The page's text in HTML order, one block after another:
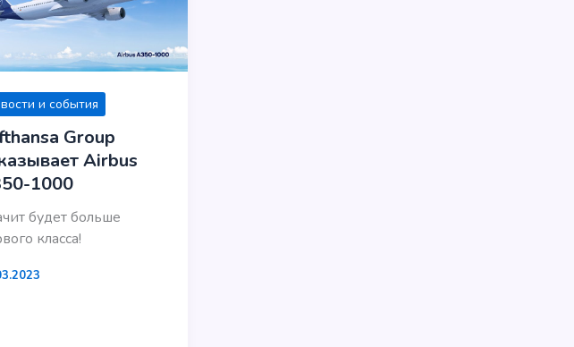
и события
Group
Airbus
1000
будет больше
класса!